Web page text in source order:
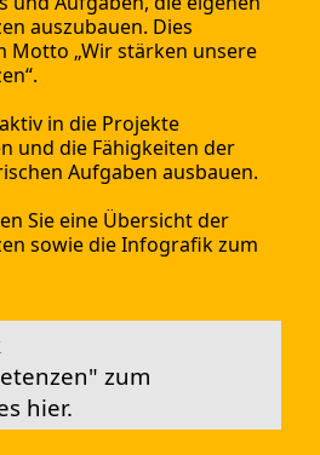
auszubauen. Dies
Motto „Wir stärken unsere
in die Projekte
und die Fähigkeiten der
Aufgaben ausbauen.
Sie eine Übersicht der
sowie die Infografik zum
zum
hier.